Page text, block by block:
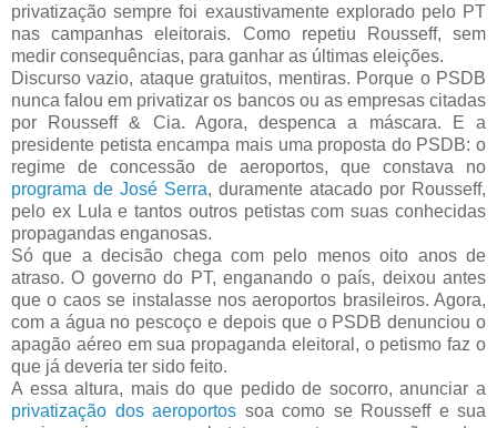
privatização sempre foi exaustivamente explorado pelo PT
nas campanhas eleitorais. Como repetiu Rousseff, sem
medir consequências, para ganhar as últimas eleições.
Discurso vazio, ataque gratuitos, mentiras. Porque o PSDB
nunca falou em privatizar os bancos ou as empresas citadas
por Rousseff & Cia. Agora, despenca a máscara. E a
presidente petista encampa mais uma proposta do PSDB: o
regime de concessão de aeroportos, que constava no
programa de José Serra, duramente atacado por Rousseff,
pelo ex Lula e tantos outros petistas com suas conhecidas
propagandas enganosas.
Só que a decisão chega com pelo menos oito anos de
atraso. O governo do PT, enganando o país, deixou antes
que o caos se instalasse nos aeroportos brasileiros. Agora,
com a água no pescoço e depois que o PSDB denunciou o
apagão aéreo em sua propaganda eleitoral, o petismo faz o
que já deveria ter sido feito.
A essa altura, mais do que pedido de socorro, anunciar a
privatização dos aeroportos soa como se Rousseff e sua